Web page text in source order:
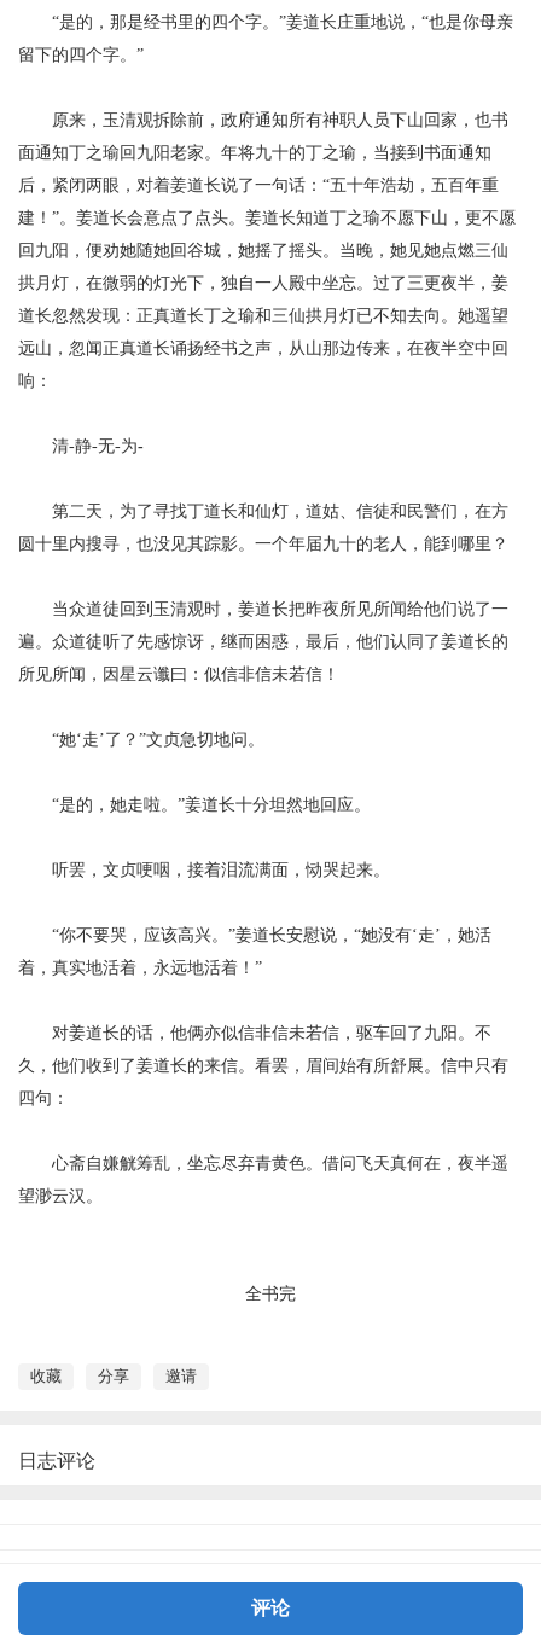
“是的，那是经书里的四个字。”姜道长庄重地说，“也是你母亲
留下的四个字。”
原来，玉清观拆除前，政府通知所有神职人员下山回家，也书
面通知丁之瑜回九阳老家。年将九十的丁之瑜，当接到书面通知
后，紧闭两眼，对着姜道长说了一句话： “五十年浩劫，五百年重
建！”。姜道长会意点了点头。姜道长知道丁之瑜不愿下山，更不愿
回九阳，便劝她随她回谷城，她摇了摇头。当晚，她见她点燃三仙
拱月灯，在微弱的灯光下，独自一人殿中坐忘。过了三更夜半，姜
道长忽然发现：正真道长丁之瑜和三仙拱月灯已不知去向。她遥望
远山，忽闻正真道长诵扬经书之声，从山那边传来，在夜半空中回
响：
清-静-无-为-
第二天，为了寻找丁道长和仙灯，道姑、信徒和民警们，在方
圆十里内搜寻，也没见其踪影。一个年届九十的老人，能到哪里？
当众道徒回到玉清观时，姜道长把昨夜所见所闻给他们说了一
遍。众道徒听了先感惊讶，继而困惑，最后，他们认同了姜道长的
所见所闻，因星云谶曰：似信非信未若信！
“她‘走’了？”文贞急切地问。
“是的，她走啦。”姜道长十分坦然地回应。
听罢，文贞哽咽，接着泪流满面，恸哭起来。
“你不要哭，应该高兴。”姜道长安慰说，“她没有‘走’，她活
着，真实地活着，永远地活着！”
对姜道长的话，他俩亦似信非信未若信，驱车回了九阳。不
久，他们收到了姜道长的来信。看罢，眉间始有所舒展。信中只有
四句：
心斋自嫌觥筹乱 ，坐忘尽弃青黄色。借问飞天真何在，夜半遥
望渺云汉。
全书完
收藏 分享 邀请
日志评论
评论